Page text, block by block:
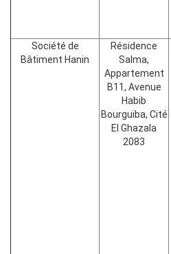
Société de
Bâtiment Hanin
Résidence
Salma,
Appartement
B11, Avenue
Habib
Bourguiba, Cité
El Ghazala
2083